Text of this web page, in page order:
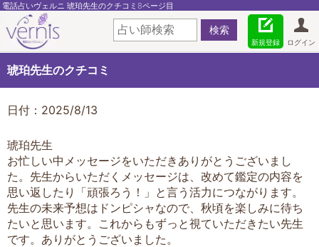
電話占いヴェルニ 琥珀先生のクチコミ8ページ目
ログイン
新規登録
琥珀先生のクチコミ
日付：2025/8/13
琥珀先生
お忙しい中メッセージをいただきありがとうございまし
た。先生からいただくメッセージは、改めて鑑定の内容を
思い返したり「頑張ろう！」と言う活力につながります。
先生の未来予想はドンピシャなので、秋頃を楽しみに待ち
たいと思います。これからもずっと視ていただきたい先生
です。ありがとうございました。